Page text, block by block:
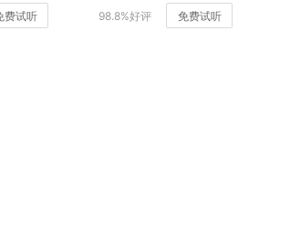
费试听 98.8%好评 免费试听